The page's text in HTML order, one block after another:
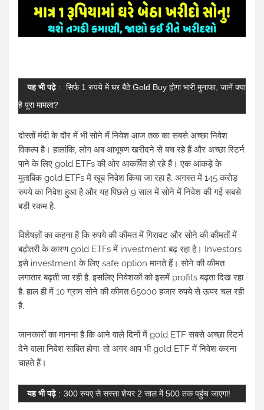
यह भी पढ़े:
सिर्फ 1 रुपये में घर बैठे Gold Buy होगा भारी मुनाफा, जानें क्या
है पूरा मामला?
दोस्तों मंदी के दौर में भी सोने में निवेश आज तक का सबसे अच्छा निवेश
विकल्प है। हालांकि, लोग अब आभूषण खरीदने से बच रहे हैं और अच्छा रिटर्न
पाने के लिए gold ETFs की ओर आकर्षित हो रहे हैं। एक आंकड़े के
मुताबिक gold ETFs में खूब निवेश किया जा रहा है. अगस्त में 145 करोड़
रुपये का निवेश हुआ है और यह पिछले 9 साल में सोने में निवेश की गई सबसे
बड़ी रकम है.
विशेषज्ञों का कहना है कि रुपये की कीमत में गिरावट और सोने की कीमतों में
बढ़ोतरी के कारण gold ETFs में investment बढ़ रहा है। Investors
इसे investment के लिए safe option मानते हैं। सोने की कीमत
लगातार बढ़ती जा रही है. इसलिए निवेशकों को इसमें profits बढ़ता दिख रहा
है. हाल ही में 10 ग्राम सोने की कीमत 65000 हजार रुपये से ऊपर चल रही
है.
जानकारों का मानना ​​है कि आने वाले दिनों में gold ETF सबसे अच्छा रिटर्न
देने वाला निवेश साबित होगा. तो अगर आप भी gold ETF में निवेश करना
चाहते हैं।
यह भी पढ़े: 300 रुपए से सस्ता शेयर 2 साल में 500 तक पहुंच जाएगा!